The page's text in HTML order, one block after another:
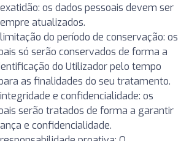
os dados pessoais devem ser
atualizados.
do período de conservação: os
só serão conservados de forma a
do Utilizador pelo tempo
as finalidades do seu tratamento.
e confidencialidade: os
serão tratados de forma a garantir
e confidencialidade.